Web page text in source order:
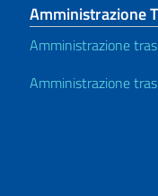
Amministrazione
Amministrazione
Amministrazione